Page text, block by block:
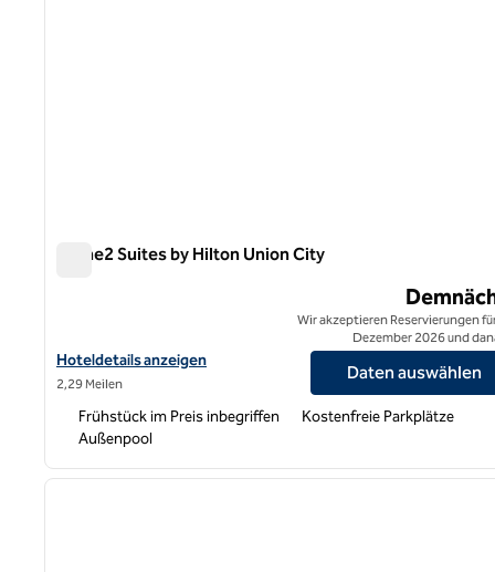
Home2 Suites by Hilton Union City
Hoteldetails für Home2 Suites by Hilton Union City anzeigen
Hoteldetails anzeigen
2,29 Meilen
Wir akzeptieren Reservierungen
Dezember 2026 und
Daten auswählen
Frühstück im Preis inbegriffen
Kostenfreie Parkplätze
Außenpool
1 von 12